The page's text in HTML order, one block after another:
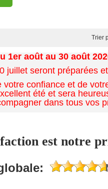
Trier
1er août au 30 août
juillet seront préparées
votre confiance et de
été et sera
dans tous vos
est notre